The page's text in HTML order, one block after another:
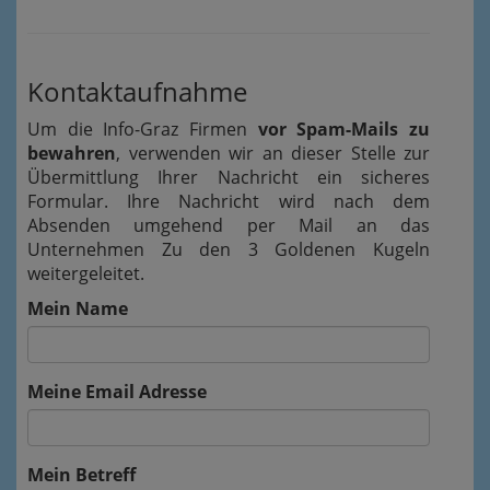
Kontaktaufnahme
Um die Info-Graz Firmen vor Spam-Mails zu
bewahren, verwenden wir an dieser Stelle zur
Übermittlung Ihrer Nachricht ein sicheres
Formular. Ihre Nachricht wird nach dem
Absenden umgehend per Mail an das
Unternehmen Zu den 3 Goldenen Kugeln
weitergeleitet.
Mein Name
Meine Email Adresse
Mein Betreff